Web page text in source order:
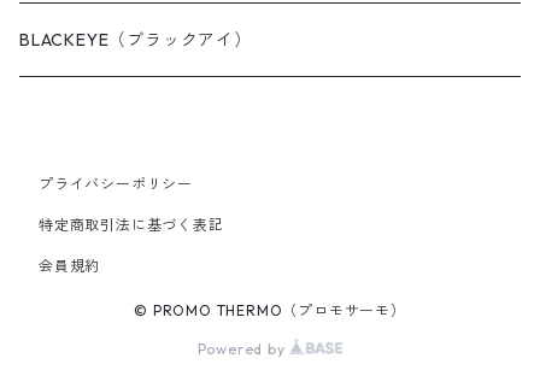
PILLOW（ピロー）
SHORTS（ショーツ）
CARE（ケア）
AQUA（アクア）
PAD（パッド）
SLING（スリング）
MAX クイックワン（毛染め）
BLACKEYE（ブラックアイ）
プライバシーポリシー
特定商取引法に基づく表記
会員規約
© PROMO THERMO（プロモサーモ）
Powered by